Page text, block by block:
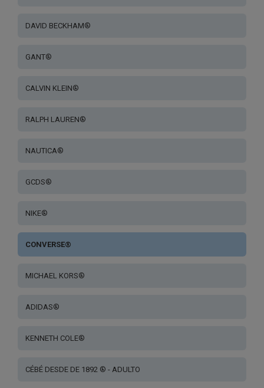
DAVID BECKHAM®
GANT®
CALVIN KLEIN®
RALPH LAUREN®
NAUTICA®
GCDS®
NIKE®
CONVERSE®
MICHAEL KORS®
ADIDAS®
KENNETH COLE®
CÉBÉ DESDE DE 1892 ® - ADULTO